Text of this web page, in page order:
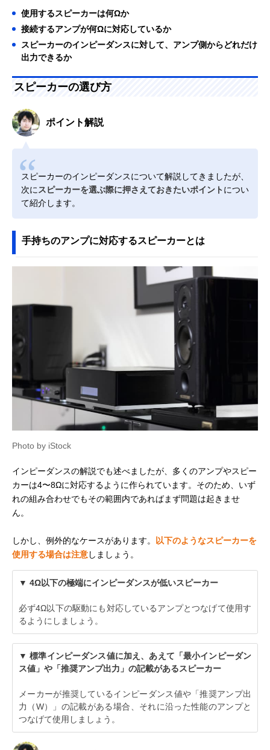
使用するスピーカーは何Ωか
接続するアンプが何Ωに対応しているか
スピーカーのインピーダンスに対して、アンプ側からどれだけ
出力できるか
スピーカーの選び方
ポイント解説
スピーカーのインピーダンスについて解説してきましたが、
次に スピーカーを選ぶ際に押さえておきたいポイントについ
て紹介します。
手持ちのアンプに対応するスピーカーとは
Photo by iStock
インピーダンスの解説でも述べましたが、多くのアンプやスピー
カーは4〜8Ωに対応するように作られています。そのため、いず
れの組み合わせでもその範囲内であればまず問題は起きませ
ん。
しかし、例外的なケースがあります。
以下のようなスピーカーを
使用する場合は注意しましょう。
▼ 4Ω以下の極端にインピーダンスが低いスピーカー
必ず4Ω以下の駆動にも対応しているアンプとつなげて使用す
るようにしましょう。
▼ 標準インピーダンス値に加え、あえて「最小インピーダン
ス値」や「推奨アンプ出力」の記載があるスピーカー
メーカーが推奨しているインピーダンス値や「推奨アンプ出
力（W）」の記載がある場合、それに沿った性能のアンプと
つなげて使用しましょう。